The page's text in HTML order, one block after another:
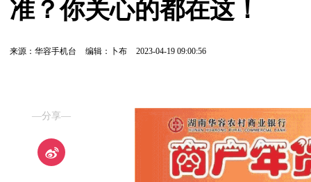
准？你关心的都在这！
来源：华容手机台 编辑：卜布 2023-04-19 09:00:56
—分享—